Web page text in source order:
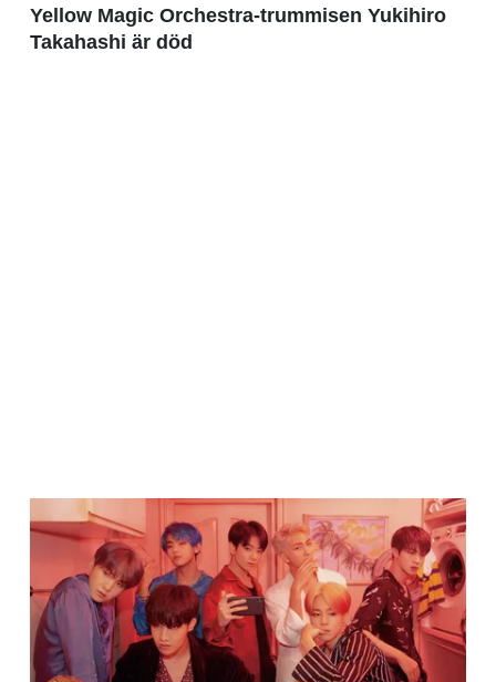
Yellow Magic Orchestra-trummisen Yukihiro
Takahashi är död